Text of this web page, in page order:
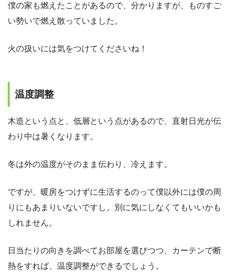
僕の家も燃えたことがあるので、分かりますが、ものすご
い勢いで燃え散っていました。
火の扱いには気をつけてくださいね！
温度調整
木造という点と、低層という点があるので、直射日光が伝
わり中は暑くなります。
冬は外の温度がそのまま伝わり、冷えます。
ですが、暖房をつけずに生活するのって僕以外には僕の周
りにもあまりいないですし。別に気にしなくてもいいかも
しれません。
日当たりの向きを調べてお部屋を選びつつ、カーテンで断
熱をすれば、温度調整ができるでしょう。